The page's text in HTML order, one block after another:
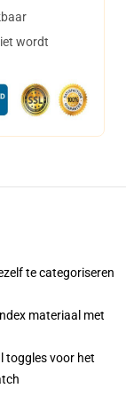
wordt
te categoriseren
materiaal met
toggles voor het